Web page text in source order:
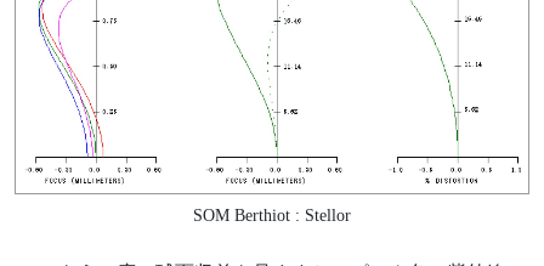
SOM Berthiot : Stellor